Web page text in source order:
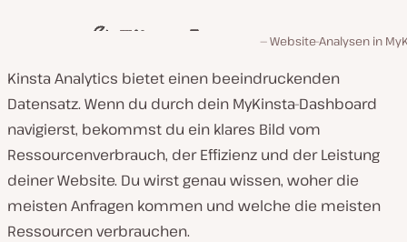
Website-Analysen in
Kinsta Analytics bietet einen beeindruckenden
Datensatz. Wenn du durch dein MyKinsta-Dashboard
navigierst, bekommst du ein klares Bild vom
Ressourcenverbrauch, der Effizienz und der Leistung
deiner Website. Du wirst genau wissen, woher die
meisten Anfragen kommen und welche die meisten
Ressourcen verbrauchen.